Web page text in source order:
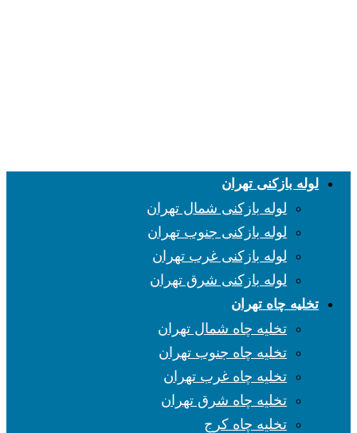
لوله بازکنی تهران
لوله بازکنی شمال تهران
لوله بازکنی جنوب تهران
لوله بازکنی غرب تهران
لوله بازکنی شرق تهران
تخلیه چاه تهران
تخلیه چاه شمال تهران
تخلیه چاه جنوب تهران
تخلیه چاه غرب تهران
تخلیه چاه شرق تهران
تخلیه چاه کرج